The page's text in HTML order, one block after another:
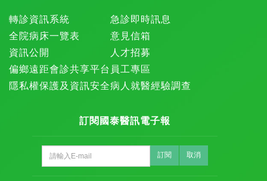
轉診資訊系統
急診即時訊息
全院病床一覽表
意見信箱
資訊公開
人才招募
偏鄉遠距會診共享平台 員工專區
隱私權保護及資訊安全病人就醫經驗調查
訂閱國泰醫訊電子報
訂閱 取消